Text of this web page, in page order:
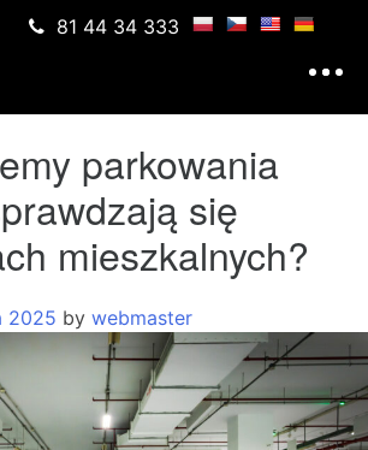
81 44 34 333
parkowania
się
mieszkalnych?
2025 by webmaster